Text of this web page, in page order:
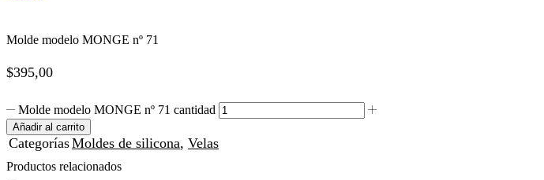
Molde modelo MONGE nº 71
$395,00
Molde modelo MONGE nº 71 cantidad
Añadir al carrito
CategoríasMoldes de silicona, Velas
Productos relacionados